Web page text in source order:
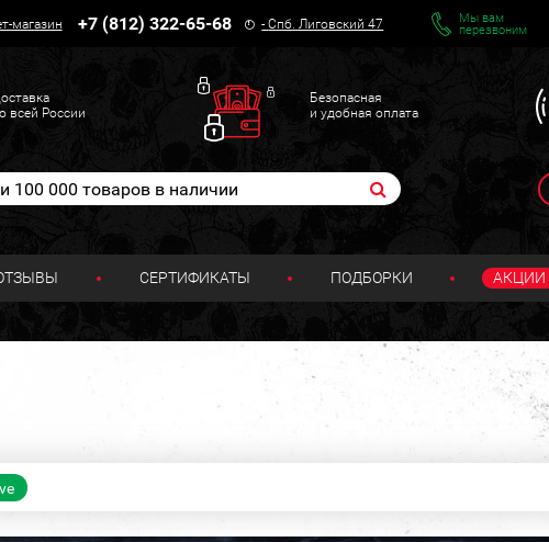
магазин +7 (812) 322-65-68 -Спб. Лиговский 47
Мы вам
перезвоним
всей России
Безопасная
и удобная оплата
СЕРТИФИКАТЫ ПОДБОРКИ АКЦИИ